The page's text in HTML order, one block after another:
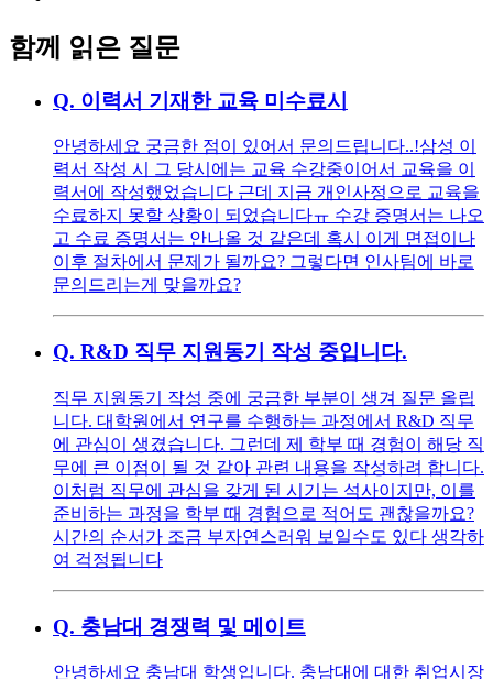
함께 읽은 질문
Q. 이력서 기재한 교육 미수료시
안녕하세요 궁금한 점이 있어서 문의드립니다..! ​ 삼성 이
력서 작성 시 그 당시에는 교육 수강중이어서 교육을 이
력서에 작성했었습니다 근데 지금 개인사정으로 교육을
수료하지 못할 상황이 되었습니다ㅠ 수강 증명서는 나오
고 수료 증명서는 안나올 것 같은데 혹시 이게 면접이나
이후 절차에서 문제가 될까요? 그렇다면 인사팀에 바로
문의드리는게 맞을까요?
Q. R&D 직무 지원동기 작성 중입니다.
직무 지원동기 작성 중에 궁금한 부분이 생겨 질문 올립
니다. 대학원에서 연구를 수행하는 과정에서 R&D 직무
에 관심이 생겼습니다. 그런데 제 학부 때 경험이 해당 직
무에 큰 이점이 될 것 같아 관련 내용을 작성하려 합니다.
이처럼 직무에 관심을 갖게 된 시기는 석사이지만, 이를
준비하는 과정을 학부 때 경험으로 적어도 괜찮을까요?
시간의 순서가 조금 부자연스러워 보일수도 있다 생각하
여 걱정됩니다
Q. 충남대 경쟁력 및 메이트
안녕하세요 충남대 학생입니다. 충남대에 대한 취업시장